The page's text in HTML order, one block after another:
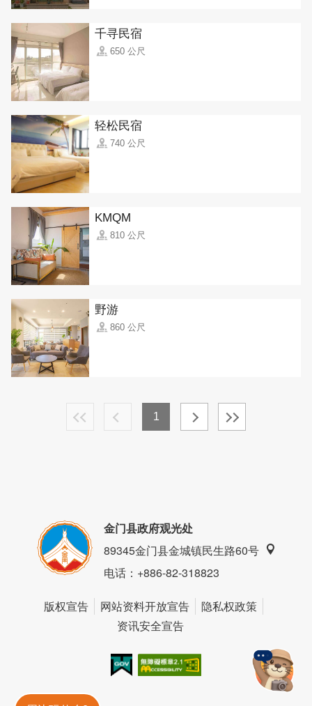
千寻民宿
650 公尺
轻松民宿
740 公尺
KMQM
810 公尺
野游
860 公尺
1
金门县政府观光处
89345金门县金城镇民生路60号
电话：+886-82-318823
版权宣告 网站资料开放宣告
隐私权政策
资讯安全宣告